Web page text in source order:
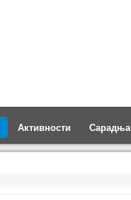
Активности Сарадња